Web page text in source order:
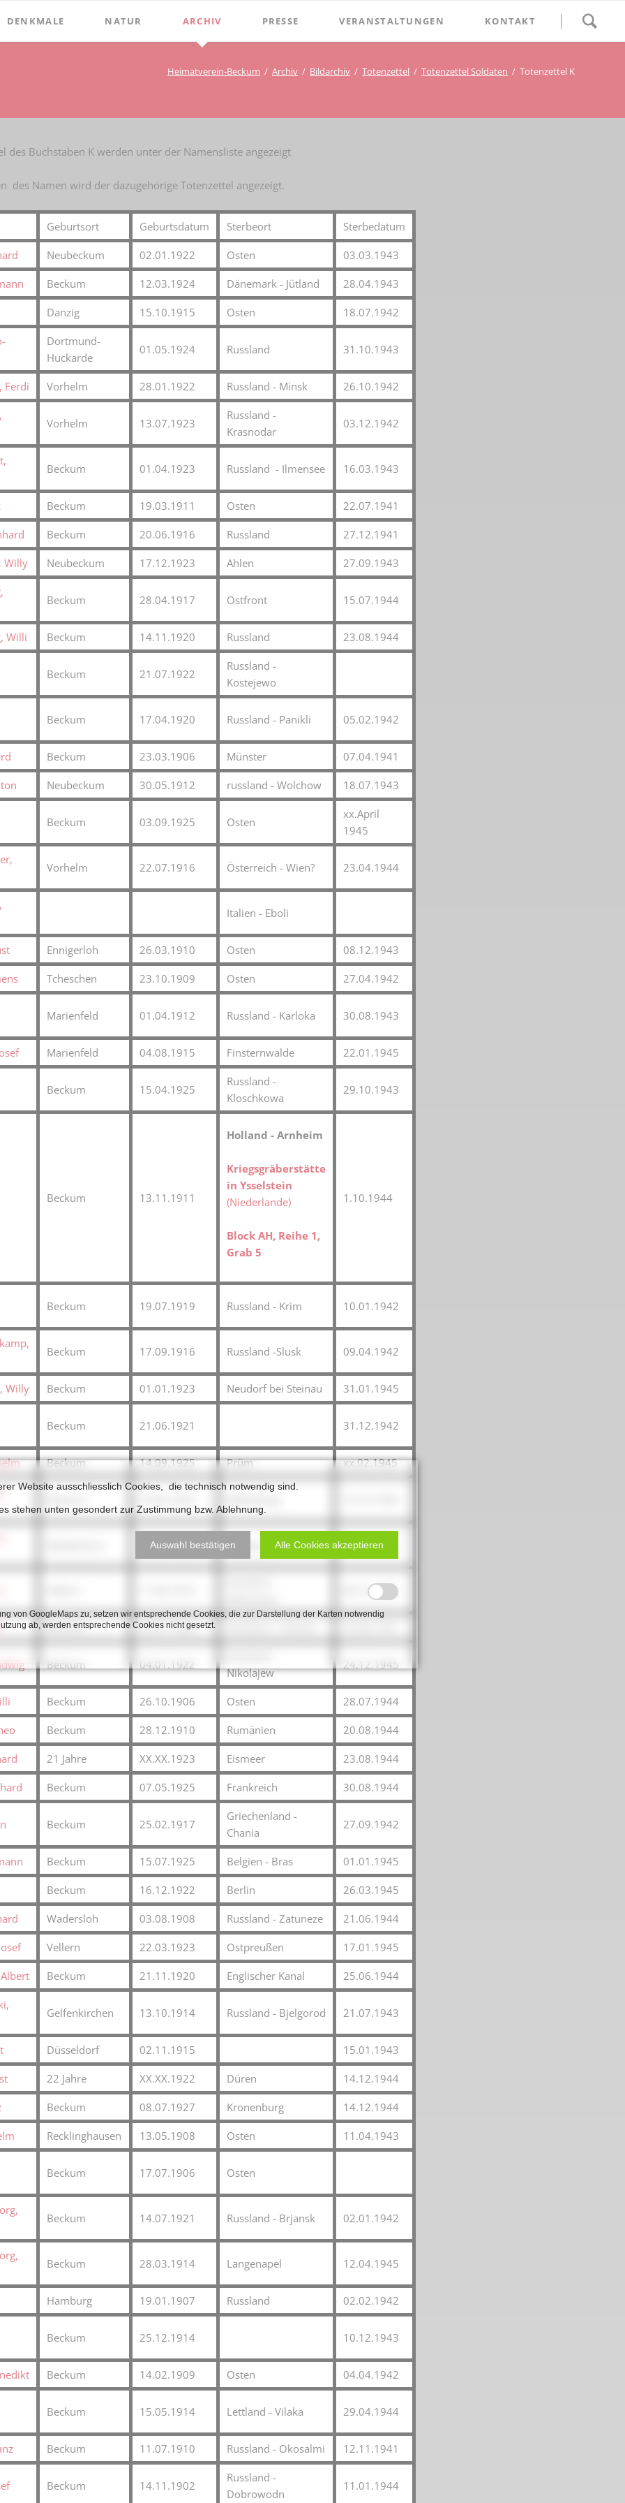
überspringen
DENKMALE
Windmühle
Ständehaus
Schmiede Galen
Mariensäule
Hochkreuz - Alter Friedhof
Jüdischer Friedhof
Steinkisten Gräber
Fürstengrab
Denkmal-Liste C
Denkmal_Liste weitere
Denkmal-Liste Naturdenkmal
NATUR ARCHIV
Bibliotheks-Systematik
Bibliotheks-Bestand
Bildarchiv
Briefbögen
Fotos
Landkarten
Plakate
Postkarten
öffentliche Gebäude
Prudentiaschule
Strassen
Totenzettel Soldaten
Gefallenen und Vermißte 2. Weltkrieg
Filmarchiv
Karnevalistische Filme
Religiöse Filme
Sonstige Filme
Nachlässe
PRESSE VERANSTALTUNGEN KONTAKT
Heimatverein-Beckum Archiv Bildarchiv Totenzettel Totenzettel Soldaten Totenzettel K
des Buchstaben K werden unter der Namensliste angezeigt
des Namen wird der dazugehörige Totenzettel angezeigt.
Geburtsort Geburtsdatum Sterbeort Sterbedatum
Neubeckum 02.01.1922 Osten 03.03.1943
Beckum 12.03.1924 Dänemark - Jütland 28.04.1943
Danzig 15.10.1915 Osten 18.07.1942
Dortmund-
Huckarde
01.05.1924 Russland 31.10.1943
Ferdi Vorhelm 28.01.1922 Russland - Minsk 26.10.1942
Vorhelm 13.07.1923
Russland -
Krasnodar
03.12.1942
Beckum 01.04.1923 Russland - Ilmensee 16.03.1943
Beckum 19.03.1911 Osten 22.07.1941
Beckum 20.06.1916 Russland 27.12.1941
Willy Neubeckum 17.12.1923 Ahlen 27.09.1943
Beckum 28.04.1917 Ostfront 15.07.1944
Willi Beckum 14.11.1920 Russland 23.08.1944
Beckum 21.07.1922
Russland -
Kostejewo
Beckum 17.04.1920 Russland - Panikli 05.02.1942
Beckum 23.03.1906 Münster 07.04.1941
Neubeckum 30.05.1912 russland - Wolchow 18.07.1943
Beckum 03.09.1925 Osten
xx.April
1945
Vorhelm 22.07.1916 Österreich - Wien? 23.04.1944
Italien - Eboli
Ennigerloh 26.03.1910 Osten 08.12.1943
Tcheschen 23.10.1909 Osten 27.04.1942
Marienfeld 01.04.1912 Russland - Karloka 30.08.1943
Marienfeld 04.08.1915 Finsternwalde 22.01.1945
Beckum 15.04.1925
Russland -
Kloschkowa
29.10.1943
Beckum 13.11.1911
Holland - Arnheim
Kriegsgräberstätte
in Ysselstein
(Niederlande)
Block AH, Reihe 1,
Grab 5
1.10.1944
Beckum 19.07.1919 Russland - Krim 10.01.1942
Beckum 17.09.1916 Russland -Slusk 09.04.1942
Willy Beckum 01.01.1923 Neudorf bei Steinau 31.01.1945
Beckum 21.06.1921 31.12.1942
Beckum 14.09.1925 Prüm xx.02.1945
29.08.1922 Stralsund 21.11.1941
09.12.1941
Beckum 23.07.1920
Beckum 04.01.1922
Nikolajew
24.12.1945
Beckum 26.10.1906 Osten 28.07.1944
Beckum 28.12.1910 Rumänien 20.08.1944
21 Jahre XX.XX.1923 Eismeer 23.08.1944
Beckum 07.05.1925 Frankreich 30.08.1944
Beckum 25.02.1917
Griechenland -
Chania
27.09.1942
Beckum 15.07.1925 Belgien - Bras 01.01.1945
Beckum 16.12.1922 Berlin 26.03.1945
Wadersloh 03.08.1908 Russland - Zatuneze 21.06.1944
Vellern 22.03.1923 Ostpreußen 17.01.1945
Beckum 21.11.1920 Englischer Kanal 25.06.1944
Gelfenkirchen 13.10.1914 Russland - Bjelgorod 21.07.1943
Düsseldorf 02.11.1915 15.01.1943
22 Jahre XX.XX.1922 Düren 14.12.1944
Beckum 08.07.1927 Kronenburg 14.12.1944
Recklinghausen 13.05.1908 Osten 11.04.1943
Beckum 17.07.1906 Osten
Beckum 14.07.1921 Russland - Brjansk 02.01.1942
Beckum 28.03.1914 Langenapel 12.04.1945
Hamburg 19.01.1907 Russland 02.02.1942
Beckum 25.12.1914 10.12.1943
Beckum 14.02.1909 Osten 04.04.1942
Beckum 15.05.1914 Lettland - Vilaka 29.04.1944
Beckum 11.07.1910 Russland - Okosalmi 12.11.1941
Beckum 14.11.1902
Russland -
Dobrowodn
11.01.1944
Website ausschliesslich Cookies, die technisch notwendig sind.
stehen unten gesondert zur Zustimmung bzw. Ablehnung.
Auswahl bestätigen Alle Cookies akzeptieren
von GoogleMaps zu, setzen wir entsprechende Cookies, die zur Darstellung der Karten notwendig
ab, werden entsprechende Cookies nicht gesetzt.